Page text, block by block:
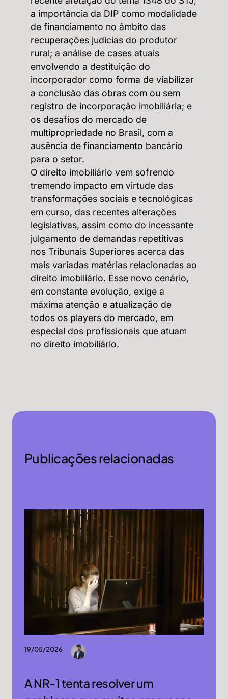
a importância da DIP como modalidade
de financiamento no âmbito das
recuperações judicias do produtor
rural; a análise de cases atuais
envolvendo a destituição do
incorporador como forma de viabilizar
a conclusão das obras com ou sem
registro de incorporação imobiliária; e
os desafios do mercado de
multipropriedade no Brasil, com a
ausência de financiamento bancário
para o setor.
O direito imobiliário vem sofrendo
tremendo impacto em virtude das
transformações sociais e tecnológicas
em curso, das recentes alterações
legislativas, assim como do incessante
julgamento de demandas repetitivas
nos Tribunais Superiores acerca das
mais variadas matérias relacionadas ao
direito imobiliário. Esse novo cenário,
em constante evolução, exige a
máxima atenção e atualização de
todos os players do mercado, em
especial dos profissionais que atuam
no direito imobiliário.
Publicações relacionadas
19/05/2026
A NR-1 tenta resolver um